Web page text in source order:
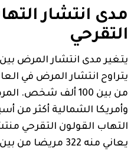
مدى انتشار
التقرحي
يتغير مدى انتشار المرض
من بين 100 ألف
وأمريكا الشمالية أكثر من
التهاب القولون التقرحي